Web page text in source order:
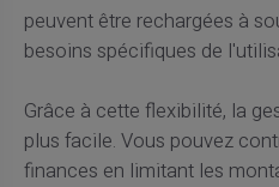
peuvent être rechargées à
besoins spécifiques de
Grâce à cette flexibilité, la
plus facile. Vous pouvez
finances en limitant les